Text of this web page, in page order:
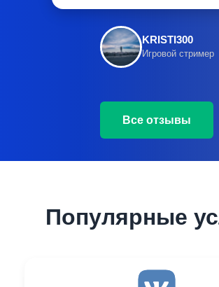
KRISTI300
Игровой стример
Все отзывы
Популярные